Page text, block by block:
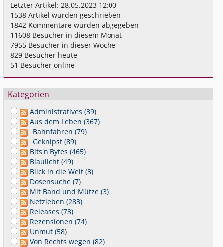
Letzter Artikel:28.05.2023 12:00
1538 Artikel wurden geschrieben
1842 Kommentare wurden abgegeben
11608 Besucher in diesem Monat
7955 Besucher in dieser Woche
829 Besucher heute
51 Besucher online
Kategorien
Administratives (39)
Aus dem Leben (367)
Bahnfahren (79)
Geknipst (89)
Bits'n'Bytes (465)
Blaulicht (49)
Blick in die Welt (3)
Dosensuche (7)
Mit Band und Mütze (3)
Netzleben (283)
Releases (73)
Rezensionen (74)
Unmut (58)
Von Rechts wegen (82)